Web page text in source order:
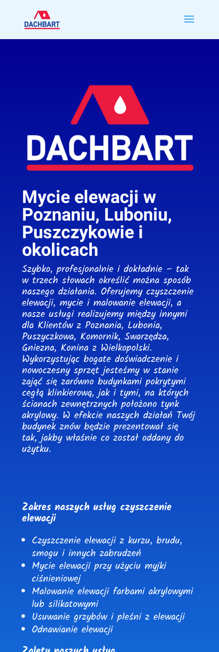
Mycie elewacji w
Poznaniu, Luboniu,
Puszczykowie i
okolicach
Szybko, profesjonalnie i dokładnie – tak
w trzech słowach określić można sposób
naszego działania. Oferujemy czyszczenie
elewacji, mycie i malowanie elewacji, a
nasze usługi realizujemy między innymi
dla Klientów z Poznania, Lubonia,
Puszyczkowa, Komornik, Swarzędza,
Gniezna, Konina z Wielkopolski.
Wykorzystując bogate doświadczenie i
nowoczesny sprzęt jesteśmy w stanie
zająć się zarówno budynkami pokrytymi
cegłą klinkierową, jak i tymi, na których
ścianach zewnętrznych położono tynk
akrylowy. W efekcie naszych działań Twój
budynek znów będzie prezentował się
tak, jakby właśnie co został oddany do
użytku.
Zakres naszych usług czyszczenie
elewacji
Czyszczenie elewacji z kurzu, brudu,
smogu i innych zabrudzeń
Mycie elewacji przy użyciu myjki
ciśnieniowej
Malowanie elewacji farbami akrylowymi
lub silikatowymi
Usuwanie grzybów i pleśni z elewacji
Odnawianie elewacji